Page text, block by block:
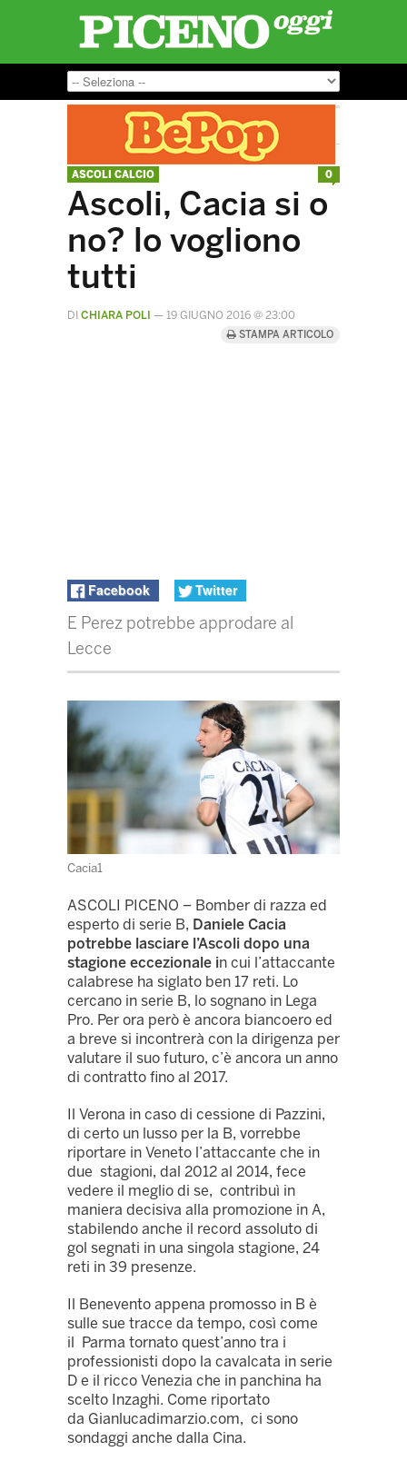
ASCOLI CALCIO
Ascoli, Cacia si o
no? lo vogliono
tutti
DI CHIARA POLI — 19 GIUGNO 2016 @ 23:00
STAMPA ARTICOLO
Facebook Twitter
E Perez potrebbe approdare al
Lecce
Cacia1
ASCOLI PICENO – Bomber di razza ed
esperto di serie B, Daniele Cacia
potrebbe lasciare l’Ascoli dopo una
stagione eccezionale in cui l’attaccante
calabrese ha siglato ben 17 reti. Lo
cercano in serie B, lo sognano in Lega
Pro. Per ora però è ancora biancoero ed
a breve si incontrerà con la dirigenza per
valutare il suo futuro, c’è ancora un anno
di contratto fino al 2017.
Il Verona in caso di cessione di Pazzini,
di certo un lusso per la B, vorrebbe
riportare in Veneto l’attaccante che in
due stagioni, dal 2012 al 2014, fece
vedere il meglio di se, contribuì in
maniera decisiva alla promozione in A,
stabilendo anche il record assoluto di
gol segnati in una singola stagione, 24
reti in 39 presenze.
Il Benevento appena promosso in B è
sulle sue tracce da tempo, così come
il Parma tornato quest’anno tra i
professionisti dopo la cavalcata in serie
D e il ricco Venezia che in panchina ha
scelto Inzaghi. Come riportato
da Gianlucadimarzio.com, ci sono
sondaggi anche dalla Cina.
0